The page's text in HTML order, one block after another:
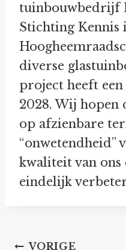
tuinbouwbedrijf
Stichting Kennis
diverse
project heeft
2028. Wij
op afzienbare
“onwetendheid”
kwaliteit van
eindelijk
VORIGE